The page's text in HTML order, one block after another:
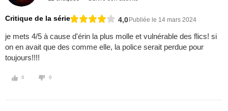
Critique de la série 4,0Publiée le 14 mars 2024
je mets 4/5 à cause d'érin la plus molle et vulnérable des flics! si
on en avait que des comme elle, la police serait perdue pour
toujours!!!!
0 0